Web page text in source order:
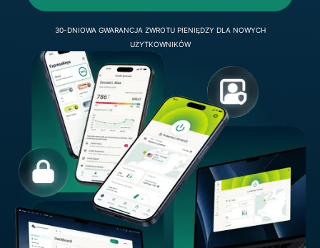
30-DNIOWA GWARANCJA ZWROTU PIENIĘDZY DLA NOWYCH
UŻYTKOWNIKÓW